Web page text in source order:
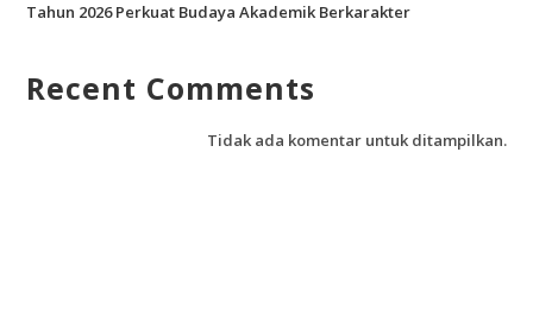
Tahun 2026 Perkuat Budaya Akademik Berkarakter
Recent Comments
Tidak ada komentar untuk ditampilkan.